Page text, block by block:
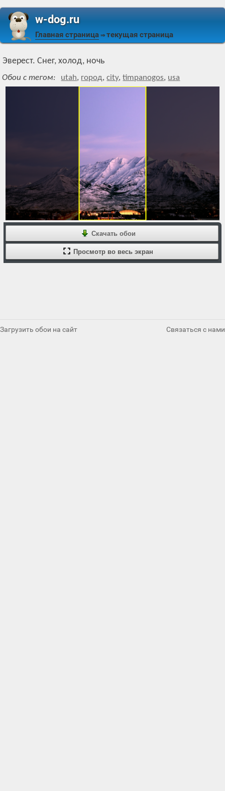
w-dog.ru
Главная страница ⇒ текущая страница
Эверест. Снег, холод, ночь
Обои с тегом: utah, город,city,timpanogos, usa
Скачать обои
Просмотр во весь экран
Загрузить обои на сайт Связаться с нами